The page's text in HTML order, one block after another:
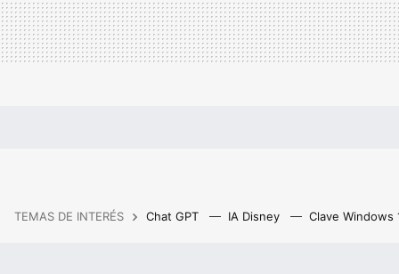
TEMAS DE INTERÉS Chat GPT IA Disney Clave Windows